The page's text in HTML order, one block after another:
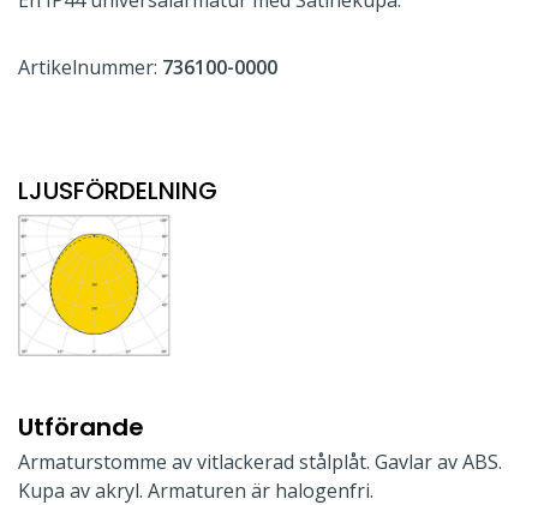
Artikelnummer: 736100-0000
LJUSFÖRDELNING
Utförande
Armaturstomme av vitlackerad stålplåt. Gavlar av ABS.
Kupa av akryl. Armaturen är halogenfri.